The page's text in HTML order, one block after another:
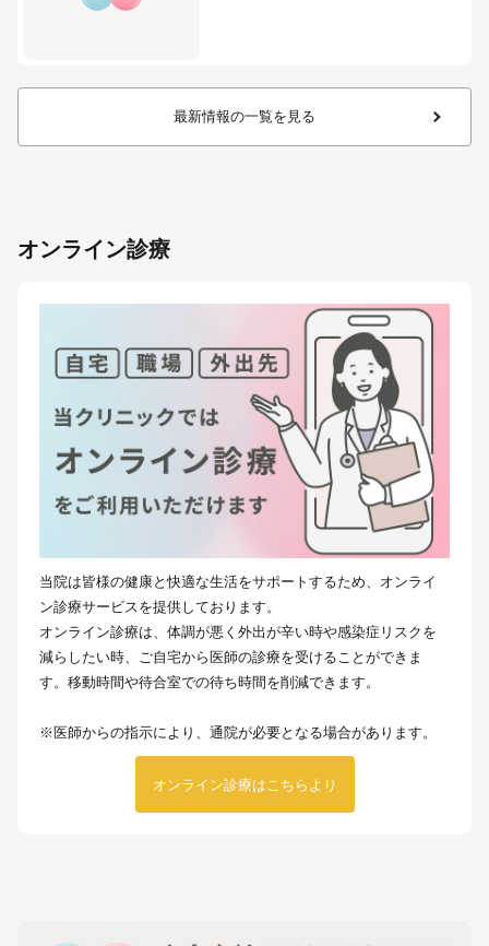
最新情報の一覧を見る
オンライン診療
当院は皆様の健康と快適な生活をサポートするため、オンライ
ン診療サービスを提供しております。
オンライン診療は、体調が悪く外出が辛い時や感染症リスクを
減らしたい時、ご自宅から医師の診療を受けることができま
す。移動時間や待合室での待ち時間を削減できます。
※医師からの指示により、通院が必要となる場合があります。
オンライン診療はこちらより